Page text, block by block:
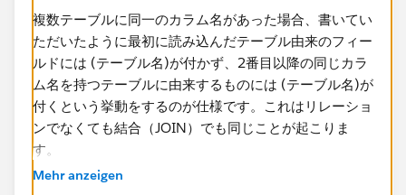
項目C
Bテーブル
KEY(Bテーブル)
項目A(Bテーブル)
項目D
項目E
Cテーブル
KEY(Cテーブル)
項目A(Cテーブル)
複数テーブルに同一のカラム名があった場合、書いてい
ただいたように最初に読み込んだテーブル由来のフィー
ルドには (テーブル名)が付かず、2番目以降の同じカラ
ム名を持つテーブルに由来するものには (テーブル名)が
付くという挙動をするのが仕様です。これはリレーショ
ンでなくても結合（JOIN）でも同じことが起こりま
す。
Mehr anzeigen